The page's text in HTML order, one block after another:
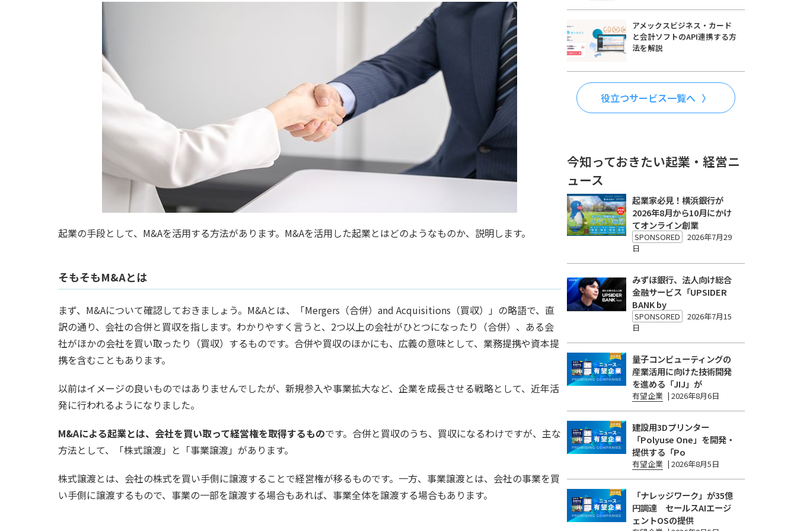
起業の手段として、M&Aを活用する方法があります。M&Aを活用した起業とはどのようなものか、説明します。
そもそもM&Aとは
まず、M&Aについて確認しておきましょう。M&Aとは、「Mergers（合併）and Acquisitions（買収）」の略語で、直
訳の通り、会社の合併と買収を指します。わかりやすく言うと、2つ以上の会社がひとつになったり（合併）、ある会
社がほかの会社を買い取ったり（買収）するものです。合併や買収のほかにも、広義の意味として、業務提携や資本提
携を含むこともあります。
以前はイメージの良いものではありませんでしたが、新規参入や事業拡大など、企業を成長させる戦略として、近年活
発に行われるようになりました。
M&Aによる起業とは、会社を買い取って経営権を取得するものです。合併と買収のうち、買収になるわけですが、主な
方法として、「株式譲渡」と「事業譲渡」があります。
株式譲渡とは、会社の株式を買い手側に譲渡することで経営権が移るものです。一方、事業譲渡とは、会社の事業を買
い手側に譲渡するもので、事業の一部を譲渡する場合もあれば、事業全体を譲渡する場合もあります。
アメックスビジネス・カード
と会計ソフトのAPI連携する方
法を解説
役立つサービス一覧へ
今知っておきたい起業・経営ニ
ュース
起業家必見！横浜銀行が
2026年8月から10月にかけ
てオンライン創業
SPONSORED
2026年7月29
日
みずほ銀行、法人向け総合
金融サービス「UPSIDER
BANK by
SPONSORED
2026年7月15
日
量子コンピューティングの
産業活用に向けた技術開発
を進める「JIJ」が
有望企業 | 2026年8月6日
建設用3Dプリンター
「Polyuse One」を開発・
提供する「Po
有望企業 | 2026年8月5日
「ナレッジワーク」が35億
円調達 セールスAIエージ
ェントOSの提供